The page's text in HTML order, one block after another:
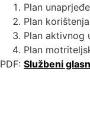
Plan
Plan
Plan
Plan
PDF: Službeni